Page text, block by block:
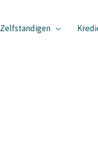
Zelfstandigen